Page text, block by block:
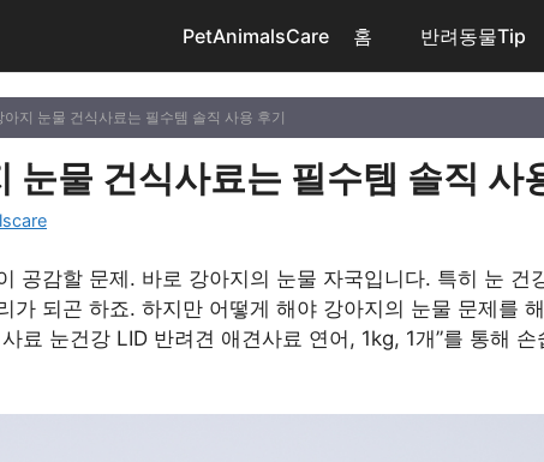
PetAnimalsCare 홈 반려동물Tip
지 눈물 건식사료는 필수템 솔직 사용 후기
눈물 건식사료는 필수템 솔직 사
공감할 문제. 바로 강아지의 눈물 자국입니다. 특히 눈 건
가 되곤 하죠. 하지만 어떻게 해야 강아지의 눈물 문제를
료 눈건강 LID 반려견 애견사료 연어, 1kg, 1개”를 통해